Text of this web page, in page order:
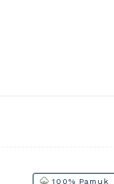
100% Pamuk